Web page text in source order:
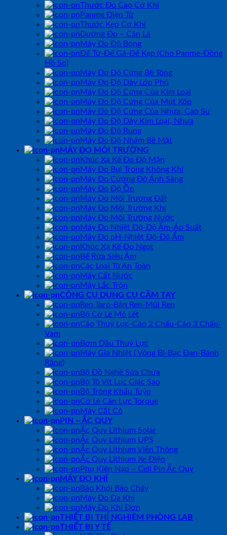
Thước Đo Cao Cơ Khí
Panme Điện Tử
Thước Kẹp Cơ Khí
Dưỡng Đo – Căn Lá
Máy Đo Độ Bóng
Đế Từ-Đế Gá-Đế Kẹp (Cho Panme-Đồng
Hồ So)
Máy Đo Độ Cứng Bê Tông
Máy Đo Độ Dày Lớp Phủ
Máy Đo Độ Cứng Của Kim Loại
Máy Đo Độ Cứng Của Mút Xốp
Máy Đo Độ Cứng Của Nhựa, Cao Su
Máy Đo Độ Dày Kim Loại, Nhựa
Máy Đo Độ Rung
Máy Đo Độ Nhám Bề Mặt
MÁY ĐO MÔI TRƯỜNG
Khúc Xạ Kế Đo Độ Mặn
Máy Đo Bụi Trong Không Khí
Máy Đo Cường Độ Ánh Sáng
Máy Đo Độ Ồn
Máy Đo Môi Trường Đất
Máy Đo Môi Trường Khí
Máy Đo Môi Trường Nước
Máy Đo Nhiệt Độ-Độ Ẩm-Áp Suất
Máy Đo pH-Nhiệt Độ-Độ Ẩm
Khúc Xạ Kế Đo Ngọt
Bể Rửa Siêu Âm
Các Loại Tủ An Toàn
Máy Cất Nước
Máy Lắc Trộn
CÔNG CỤ DỤNG CỤ CẦM TAY
Ren Taro-Bàn Ren-Mũi Ren
Bộ Cờ Lê Mỏ Lết
Cảo Thuỷ Lực-Cảo 2 Chấu-Cảo 3 Chấu-
Vam
Bơm Dầu Thuỷ Lực
Máy Gia Nhiệt ( Vòng Bi-Bạc Đạn-Bánh
Răng)
Bộ Đồ Nghề Sửa Chữa
Bộ Tô Vít Lục Giác Sao
Bộ Tròng Khẩu Tuýp
Cờ Lê Cân Lực Torque
Máy Cắt Cỏ
PIN – ẮC QUY
Ắc Quy Lithium Solar
Ắc Quy Lithium UPS
Ắc Quy Lithium Viễn Thông
Ắc Quy Lithium Xe Điện
Phụ Kiện Nạp – Cell Pin Ắc Quy
MÁY ĐO KHÍ
Báo Khói Báo Cháy
Máy Đo Đa Khí
Máy Đo Khí Đơn
THIẾT BỊ THÍ NGHIỆM PHÒNG LAB
THIẾT BỊ Y TẾ